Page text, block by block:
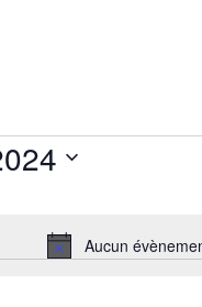
Aucun